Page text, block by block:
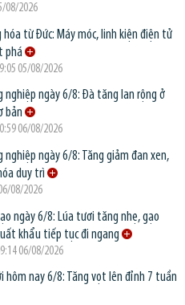
08/2026
hóa từ Đức: Máy móc, linh kiện điện tử
05/08/2026
nghiệp ngày 6/8: Đà tăng lan rộng ở
06/08/2026
nghiệp ngày 6/8: Tăng giảm đan xen,
duy trì
08/2026
ngày 6/8: Lúa tươi tăng nhẹ, gạo
khẩu tiếp tục đi ngang
06/08/2026
hôm nay 6/8: Tăng vọt lên đỉnh 7 tuần